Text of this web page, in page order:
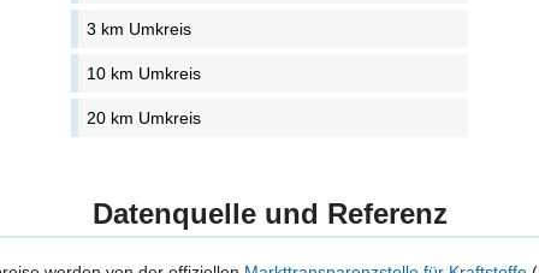
3 km Umkreis
10 km Umkreis
20 km Umkreis
Datenquelle und Referenz